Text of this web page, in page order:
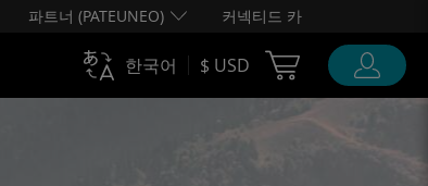
파트너 (PATEUNEO) 커넥티드 카
한국어 $ USD Cart Ubigi